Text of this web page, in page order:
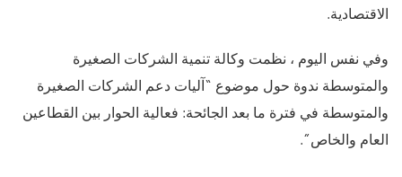
الاقتصادية.
وفي نفس اليوم ، نظمت وكالة تنمية الشركات الصغيرة
والمتوسطة ندوة حول موضوع “آليات دعم الشركات الصغيرة
والمتوسطة في فترة ما بعد الجائحة: فعالية الحوار بين القطاعين
العام والخاص”.